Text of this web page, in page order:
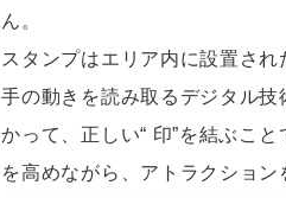
ん。
スタンプはエリア内に設置さ
手の動きを読み取るデジタル
かって、正しい“ 印”を結ぶこ
を高めながら、アトラクション